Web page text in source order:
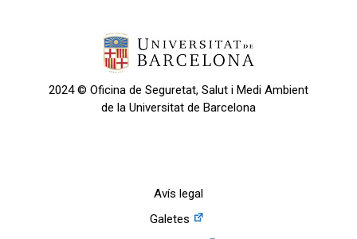
2024 © Oficina de Seguretat, Salut i Medi Ambient
de la Universitat de Barcelona
Avís legal
Galetes